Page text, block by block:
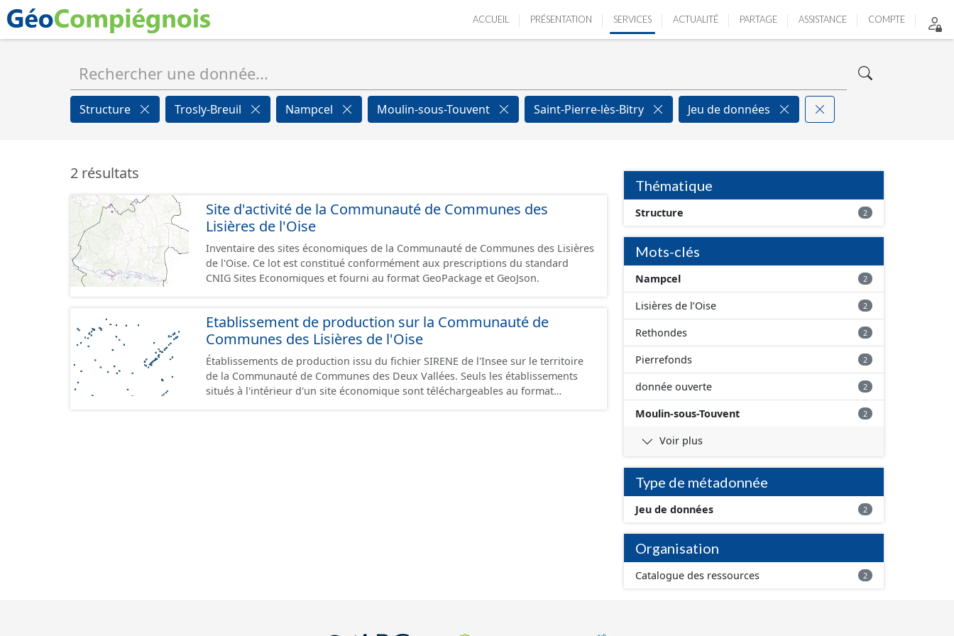
ACCUEIL PRÉSENTATION SERVICES ACTUALITÉ PARTAGE ASSISTANCE COMPTE
Structure Trosly-Breuil Nampcel Moulin-sous-Touvent Saint-Pierre-lès-Bitry Jeu de données
2 résultats
Site d'activité de la Communauté de Communes des
Lisières de l'Oise
Inventaire des sites économiques de la Communauté de Communes des Lisières
de l'Oise. Ce lot est constitué conformément aux prescriptions du standard
CNIG Sites Economiques et fourni au format GeoPackage et GeoJson.
Etablissement de production sur la Communauté de
Communes des Lisières de l'Oise
Établissements de production issu du fichier SIRENE de l'Insee sur le territoire
de la Communauté de Communes des Deux Vallées. Seuls les établissements
situés à l'intérieur d'un site économique sont téléchargeables au format
Thématique
Structure 2
Mots-clés
Nampcel 2
Lisières de l’Oise 2
Rethondes 2
Pierrefonds 2
donnée ouverte 2
Moulin-sous-Touvent 2
Voir plus
Type de métadonnée
Jeu de données 2
Organisation
Catalogue des ressources 2